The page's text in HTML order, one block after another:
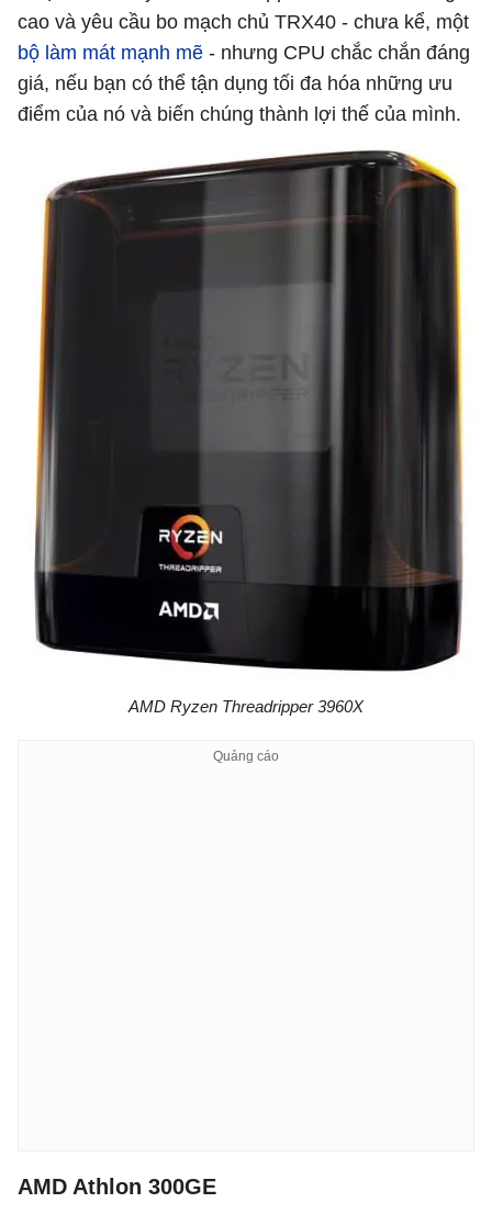
cao và yêu cầu bo mạch chủ TRX40 - chưa kể, một
bộ làm mát mạnh mẽ - nhưng CPU chắc chắn đáng
giá, nếu bạn có thể tận dụng tối đa hóa những ưu
điểm của nó và biến chúng thành lợi thế của mình.
AMD Ryzen Threadripper 3960X
AMD Athlon 300GE